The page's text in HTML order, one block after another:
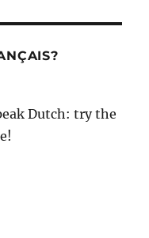
Dutch: try the